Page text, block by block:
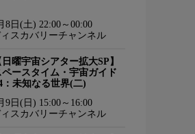
8日(土) 22:00～00:00
スカバリーチャンネル
日曜宇宙シアター拡大SP】
ペースタイム・宇宙ガイド
：未知なる世界(二)
9日(日) 15:00～16:00
スカバリーチャンネル